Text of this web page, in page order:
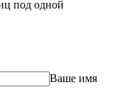
под одной
Ваше имя